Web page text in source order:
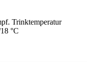
Trinktemperatur
°C